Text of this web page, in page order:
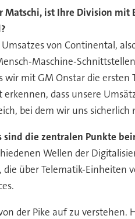
Matschi, ist Ihre Division
von Continental,
Maschine-
wir mit GM Onstar die
dass unsere
bei dem wir uns
sind die zentralen Punkte
Wellen der
die über Telematik-
der Pike auf zu